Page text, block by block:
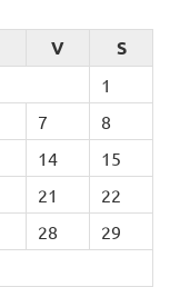
V S
1
7
8
14
15
21
22
28
29